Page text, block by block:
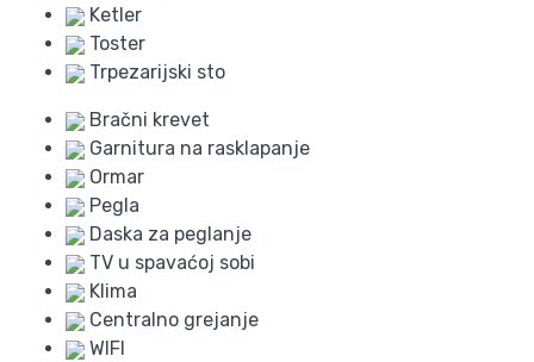
Ketler
Toster
Trpezarijski sto
Bračni krevet
Garnitura na rasklapanje
Ormar
Pegla
Daska za peglanje
TV u spavaćoj sobi
Klima
Centralno grejanje
WIFI